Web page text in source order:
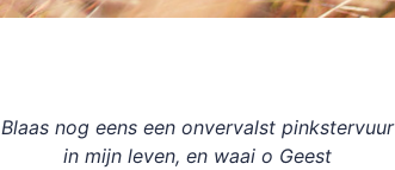
Blaas nog eens een onvervalst pinkstervuur
in mijn leven, en waai o Geest